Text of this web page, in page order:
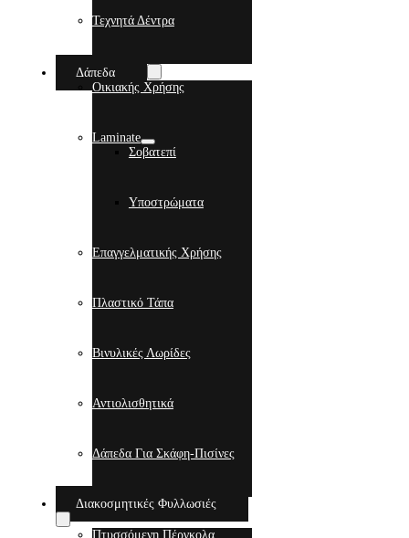
Τεχνητά Δέντρα
Δάπεδα
Οικιακής Χρήσης
Laminate
Σοβατεπί
Υποστρώματα
Επαγγελματικής Χρήσης
Πλαστικό Τάπα
Βινυλικές Λωρίδες
Αντιολισθητικά
Δάπεδα Για Σκάφη-Πισίνες
Διακοσμητικές Φυλλωσιές
Πτυσσόμενη Πέργκολα